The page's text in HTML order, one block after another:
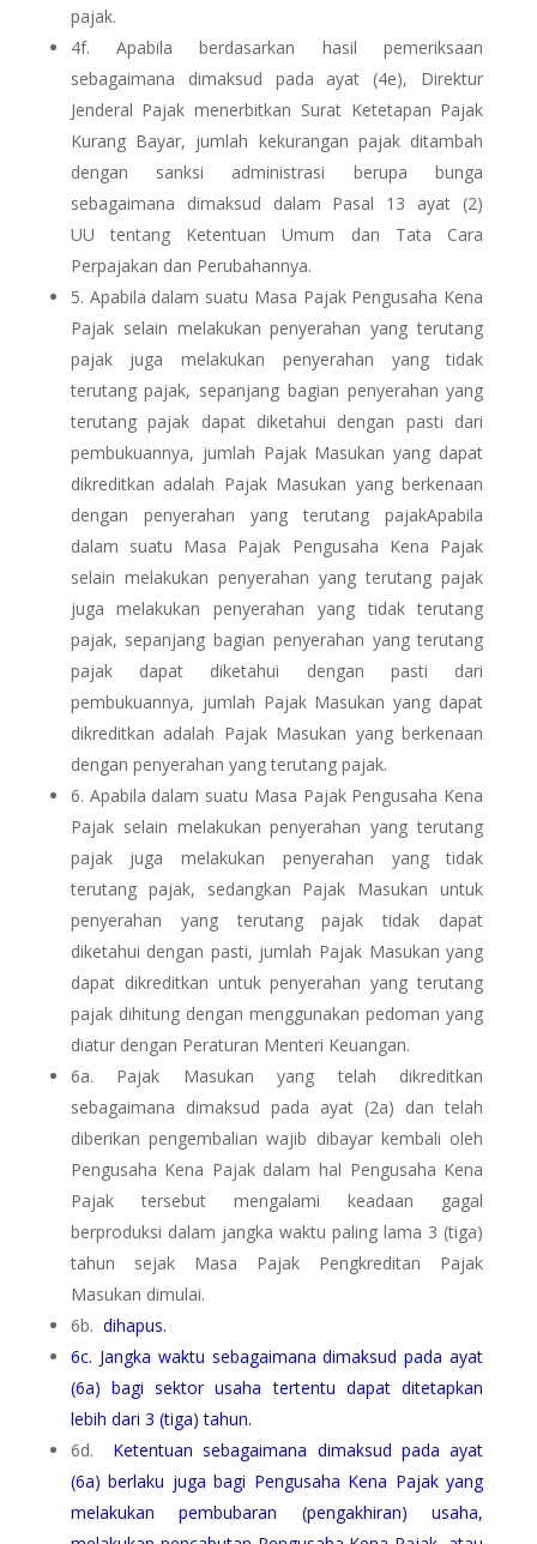
pajak.
4f. Apabila berdasarkan hasil pemeriksaan
sebagaimana dimaksud pada ayat (4e), Direktur
Jenderal Pajak menerbitkan Surat Ketetapan Pajak
Kurang Bayar, jumlah kekurangan pajak ditambah
dengan sanksi administrasi berupa bunga
sebagaimana dimaksud dalam Pasal 13 ayat (2)
UU tentang Ketentuan Umum dan Tata Cara
Perpajakan dan Perubahannya.
5. Apabila dalam suatu Masa Pajak Pengusaha Kena
Pajak selain melakukan penyerahan yang terutang
pajak juga melakukan penyerahan yang tidak
terutang pajak, sepanjang bagian penyerahan yang
terutang pajak dapat diketahui dengan pasti dari
pembukuannya, jumlah Pajak Masukan yang dapat
dikreditkan adalah Pajak Masukan yang berkenaan
dengan penyerahan yang terutang pajakApabila
dalam suatu Masa Pajak Pengusaha Kena Pajak
selain melakukan penyerahan yang terutang pajak
juga melakukan penyerahan yang tidak terutang
pajak, sepanjang bagian penyerahan yang terutang
pajak dapat diketahui dengan pasti dari
pembukuannya, jumlah Pajak Masukan yang dapat
dikreditkan adalah Pajak Masukan yang berkenaan
dengan penyerahan yang terutang pajak.
6. Apabila dalam suatu Masa Pajak Pengusaha Kena
Pajak selain melakukan penyerahan yang terutang
pajak juga melakukan penyerahan yang tidak
terutang pajak, sedangkan Pajak Masukan untuk
penyerahan yang terutang pajak tidak dapat
diketahui dengan pasti, jumlah Pajak Masukan yang
dapat dikreditkan untuk penyerahan yang terutang
pajak dihitung dengan menggunakan pedoman yang
diatur dengan Peraturan Menteri Keuangan.
6a. Pajak Masukan yang telah dikreditkan
sebagaimana dimaksud pada ayat (2a) dan telah
diberikan pengembalian wajib dibayar kembali oleh
Pengusaha Kena Pajak dalam hal Pengusaha Kena
Pajak tersebut mengalami keadaan gagal
berproduksi dalam jangka waktu paling lama 3 (tiga)
tahun sejak Masa Pajak Pengkreditan Pajak
Masukan dimulai.
6b. dihapus.
6c. Jangka waktu sebagaimana dimaksud pada ayat
(6a) bagi sektor usaha tertentu dapat ditetapkan
lebih dari 3 (tiga) tahun.
6d. Ketentuan sebagaimana dimaksud pada ayat
(6a) berlaku juga bagi Pengusaha Kena Pajak yang
melakukan pembubaran (pengakhiran) usaha,